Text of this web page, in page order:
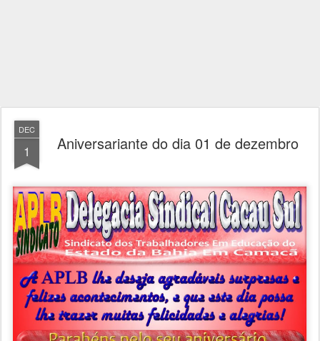
DEC
1 Aniversariante do dia 01 de dezembro